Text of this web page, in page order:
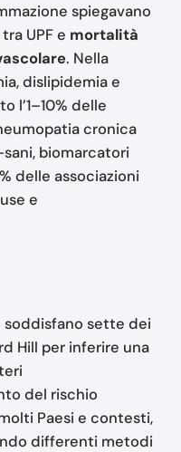
spiegavano
UPF e mortalità
. Nella
dislipidemia e
l’1–10% delle
cronica
biomarcatori
delle associazioni
e
soddisfano sette dei
Hill per inferire una
del rischio
Paesi e contesti,
differenti metodi